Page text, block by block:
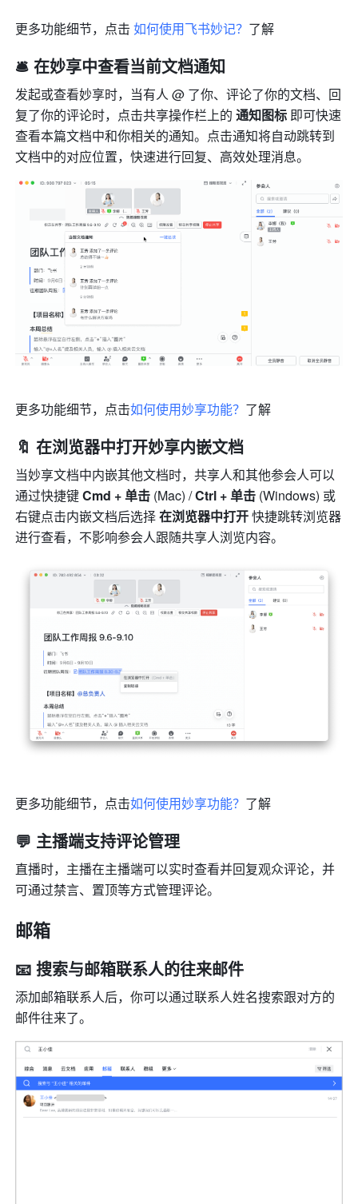
更多功能细节，点击 如何使用飞书妙记？ 了解
🛎️ 在妙享中查看当前文档通知
发起或查看妙享时，当有人 @ 了你、评论了你的文档、回
复了你的评论时，点击共享操作栏上的 通知图标 即可快速
查看本篇文档中和你相关的通知。点击通知将自动跳转到
文档中的对应位置，快速进行回复、高效处理消息。
更多功能细节，点击如何使用妙享功能？ 了解
🔖 在浏览器中打开妙享内嵌文档
当妙享文档中内嵌其他文档时，共享人和其他参会人可以
通过快捷键 Cmd + 单击 (Mac) / Ctrl + 单击 (Windows) 或
右键点击内嵌文档后选择 在浏览器中打开 快捷跳转浏览器
进行查看，不影响参会人跟随共享人浏览内容。
更多功能细节，点击如何使用妙享功能？ 了解
💬 主播端支持评论管理
直播时，主播在主播端可以实时查看并回复观众评论，并
可通过禁言、置顶等方式管理评论。
邮箱
📧 搜索与邮箱联系人的往来邮件
添加邮箱联系人后，你可以通过联系人姓名搜索跟对方的
邮件往来了。